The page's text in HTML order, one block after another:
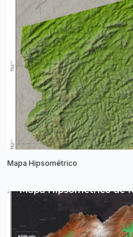
Mapa Hipsométrico